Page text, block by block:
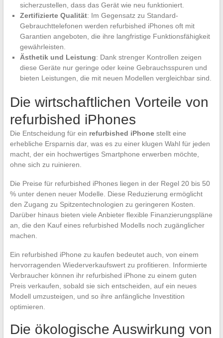
sicherzustellen, dass das Gerät wie neu funktioniert.
Zertifizierte Qualität: Im Gegensatz zu Standard-
Gebrauchttelefonen werden refurbished iPhones oft mit
Garantien angeboten, die ihre langfristige Funktionsfähigkeit
gewährleisten.
Ästhetik und Leistung: Dank strenger Kontrollen zeigen
diese Geräte nur geringe oder keine Gebrauchsspuren und
bieten Leistungen, die mit neuen Modellen vergleichbar sind.
Die wirtschaftlichen Vorteile von
refurbished iPhones
Die Entscheidung für ein refurbished iPhonestellt eine
erhebliche Ersparnis dar, was es zu einer klugen Wahl für jeden
macht, der ein hochwertiges Smartphone erwerben möchte,
ohne sich zu ruinieren.
Die Preise für refurbished iPhones liegen in der Regel 20 bis 50
% unter denen neuer Modelle. Diese Reduzierung ermöglicht
den Zugang zu Spitzentechnologien zu geringeren Kosten.
Darüber hinaus bieten viele Anbieter flexible Finanzierungspläne
an, die den Kauf eines refurbished Modells noch zugänglicher
machen.
Ein refurbished iPhone zu kaufen bedeutet auch, von einem
hervorragenden Wiederverkaufswert zu profitieren. Informierte
Verbraucher können ihr refurbished iPhone zu einem guten
Preis verkaufen, sobald sie sich entscheiden, auf ein neues
Modell umzusteigen, und so ihre anfängliche Investition
optimieren.
Die ökologische Auswirkung von